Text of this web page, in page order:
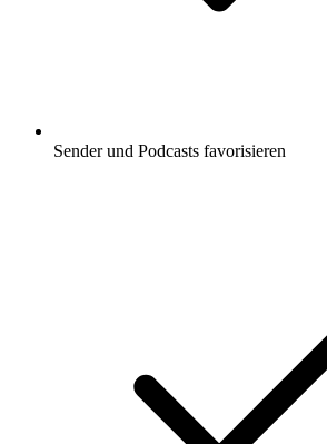
Sender und Podcasts favorisieren